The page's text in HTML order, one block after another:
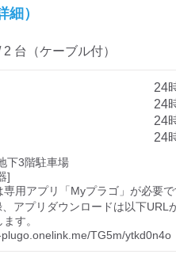
急速-44kW-以上
）
2 台 （ケーブル付）
24
24
24
24
下3階駐車場
]
専用アプリ「Myプラゴ」が必要
アプリダウンロードは以下URL
す。
TG5m/ytkd0n4o